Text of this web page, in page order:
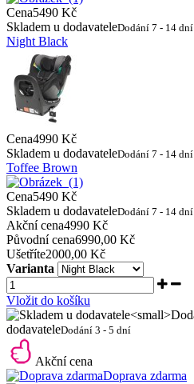
Cena5490 Kč
Skladem u dodavateleDodání 7 - 14 dní
Night Black
Cena4990 Kč
Skladem u dodavateleDodání 7 - 14 dní
Toffee Brown
Cena5490 Kč
Skladem u dodavateleDodání 7 - 14 dní
Akční cena4990 Kč
Původní cena6990,00 Kč
Ušetříte2000,00 Kč
Varianta
Vložit do košíku
dodavateleDodání 3 - 5 dní
Akční cena
Doprava zdarma